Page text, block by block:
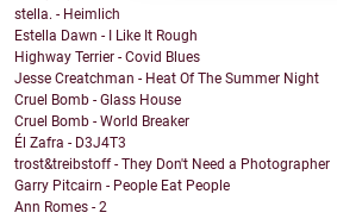
stella. - Heimlich
Estella Dawn - I Like It Rough
Highway Terrier - Covid Blues
Jesse Creatchman - Heat Of The Summer Night
Cruel Bomb - Glass House
Cruel Bomb - World Breaker
Él Zafra - D3J4T3
trost&treibstoff - They Don't Need a Photographer
Garry Pitcairn - People Eat People
Ann Romes - 2